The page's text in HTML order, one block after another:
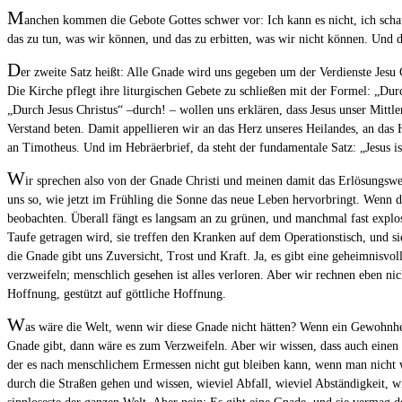
Manchen kommen die Gebote Gottes schwer vor: Ich kann es nicht, ich
das zu tun, was wir können, und das zu erbitten, was wir nicht können.
Der zweite Satz heißt: Alle Gnade wird uns gegeben um der Verdienste
Die Kirche pflegt ihre liturgischen Gebete zu schließen mit der Formel:
„Durch Jesus Christus“ –durch! – wollen uns erklären, dass Jesus unser
Verstand beten. Damit appellieren wir an das Herz unseres Heilandes, an
an Timotheus. Und im Hebräerbrief, da steht der fundamentale Satz: „Jesus
Wir sprechen also von der Gnade Christi und meinen damit das
uns so, wie jetzt im Frühling die Sonne das neue Leben hervorbringt. Wenn
beobachten. Überall fängt es langsam an zu grünen, und manchmal fast
Taufe getragen wird, sie treffen den Kranken auf dem Operationstisch, und
die Gnade gibt uns Zuversicht, Trost und Kraft. Ja, es gibt eine
verzweifeln; menschlich gesehen ist alles verloren. Aber wir rechnen eben
Hoffnung, gestützt auf göttliche Hoffnung.
Was wäre die Welt, wenn wir diese Gnade nicht hätten? Wenn ein
Gnade gibt, dann wäre es zum Verzweifeln. Aber wir wissen, dass auch
der es nach menschlichem Ermessen nicht gut bleiben kann, wenn man
durch die Straßen gehen und wissen, wieviel Abfall, wieviel Abständigkeit,